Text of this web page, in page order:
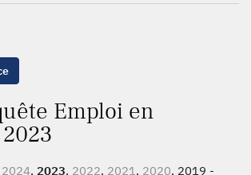
Emploi en
2024, 2023, 2022, 2021, 2020, 2019 -